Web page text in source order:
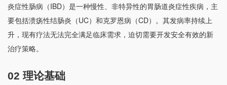
炎症性肠病（IBD）是一种慢性、非特异性的胃肠道炎症性疾病，主
要包括溃疡性结肠炎（UC）和克罗恩病（CD）。其发病率持续上
升，现有疗法无法完全满足临床需求，迫切需要开发安全有效的新
治疗策略。
02 理论基础